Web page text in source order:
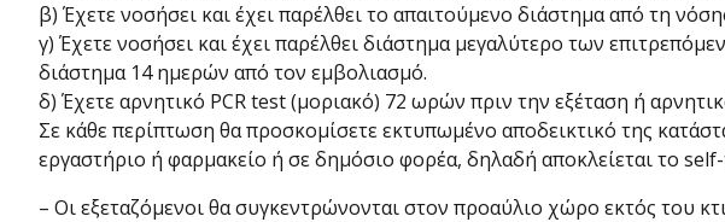
β) Έχετε νοσήσει και έχει παρέλθει το απαιτούμενο διάστημα από τη
γ) Έχετε νοσήσει και έχει παρέλθει διάστημα μεγαλύτερο των
διάστημα 14 ημερών από τον εμβολιασμό.
δ) Έχετε αρνητικό PCR test (μοριακό) 72 ωρών πριν την εξέταση ή
Σε κάθε περίπτωση θα προσκομίσετε εκτυπωμένο αποδεικτικό της
εργαστήριο ή φαρμακείο ή σε δημόσιο φορέα, δηλαδή αποκλείεται το
– Οι εξεταζόμενοι θα συγκεντρώνονται στον προαύλιο χώρο εκτός του